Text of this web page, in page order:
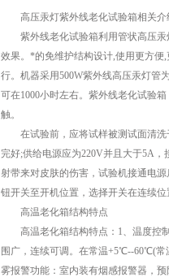
高压汞灯紫外线老化试验箱相关介
紫外线老化试验箱利用管状高压汞
效果。*的免维护结构设计,使用更方便
行。机器采用500W紫外线高压汞灯管
可在1000小时左右。紫外线老化试验
触。
在试验前，应将试样被测试面清洗
完好;供给电源应为220V并且大于5A
射带来对皮肤的伤害，试验机接通电
钮开关至开机位置，选择开关在连续
高温老化箱结构特点
高温老化箱结构特点：1、温度控制
围广，连续可调。在常温+5℃--60℃(
雾报警功能：室内装有烟感报警器，